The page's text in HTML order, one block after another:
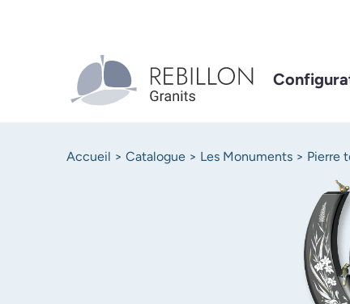
principale
Fil
Accueil Catalogue Les Monuments Pierre